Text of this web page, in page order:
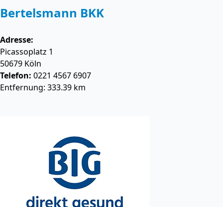
Bertelsmann BKK
Adresse:
Picassoplatz 1
50679 Köln
Telefon: 0221 4567 6907
Entfernung: 333.39 km